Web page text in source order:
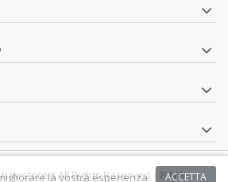
All Rights Reserved | P.IVAACCETTA
la vostra esperienza